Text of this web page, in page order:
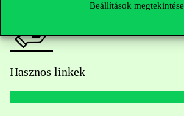
Beállítások megtekintése
Hasznos linkek